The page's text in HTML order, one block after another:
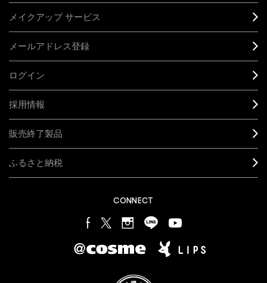
メイクアップ サービス
メールアドレス登録
ログイン
採用情報
販売終了製品
ふるさと納税
CONNECT